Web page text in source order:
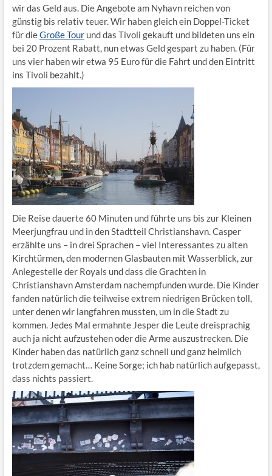
wir das Geld aus. Die Angebote am Nyhavn reichen von
günstig bis relativ teuer. Wir haben gleich ein Doppel-Ticket
für dieGroße Tourund das Tivoli gekauft und bildeten uns ein
bei 20 Prozent Rabatt, nun etwas Geld gespart zu haben. (Für
uns vier haben wir etwa 95 Euro für die Fahrt und den Eintritt
ins Tivoli bezahlt.)
Die Reise dauerte 60 Minuten und führte uns bis zur Kleinen
Meerjungfrau und in den Stadtteil Christianshavn. Casper
erzählte uns – in drei Sprachen – viel Interessantes zu alten
Kirchtürmen, den modernen Glasbauten mit Wasserblick, zur
Anlegestelle der Royals und dass die Grachten in
Christianshavn Amsterdam nachempfunden wurde. Die Kinder
fanden natürlich die teilweise extrem niedrigen Brücken toll,
unter denen wir langfahren mussten, um in die Stadt zu
kommen. Jedes Mal ermahnte Jesper die Leute dreisprachig
auch ja nicht aufzustehen oder die Arme auszustrecken. Die
Kinder haben das natürlich ganz schnell und ganz heimlich
trotzdem gemacht… Keine Sorge; ich hab natürlich aufgepasst,
dass nichts passiert.